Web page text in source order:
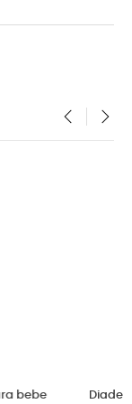
encajes ancha